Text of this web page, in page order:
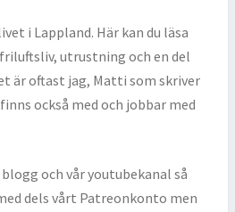
i Lappland. Här kan du läsa
utrustning och en del
är oftast jag, Matti som skriver
också med och jobbar med
och vår youtubekanal så
dels vårt Patreonkonto men